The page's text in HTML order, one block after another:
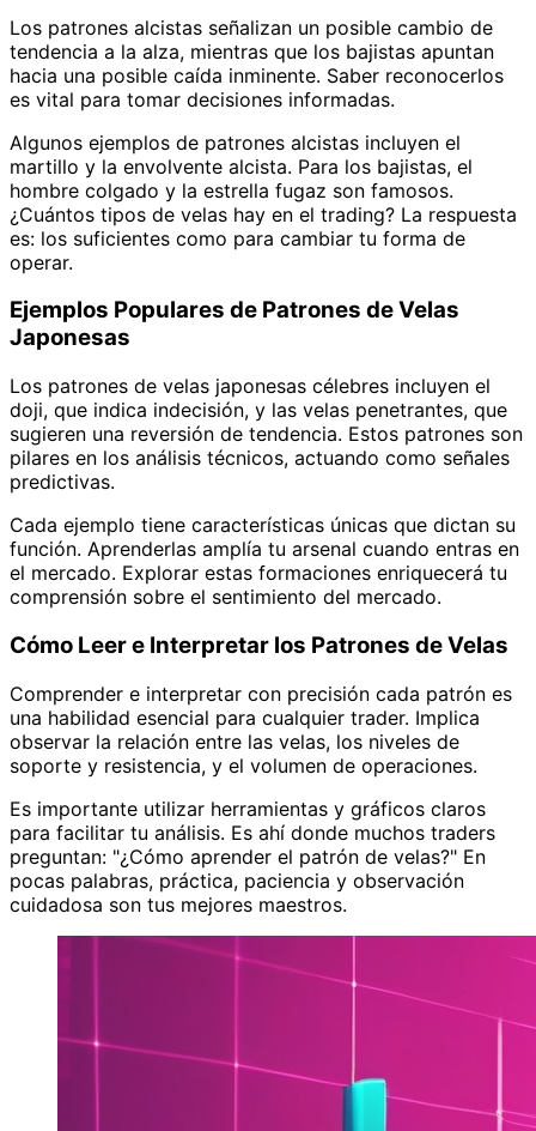
Los patrones alcistas señalizan un posible cambio de
tendencia a la alza, mientras que los bajistas apuntan
hacia una posible caída inminente. Saber reconocerlos
es vital para tomar decisiones informadas.
Algunos ejemplos de patrones alcistas incluyen el
martillo y la envolvente alcista. Para los bajistas, el
hombre colgado y la estrella fugaz son famosos.
¿Cuántos tipos de velas hay en el trading? La respuesta
es: los suficientes como para cambiar tu forma de
operar.
Ejemplos Populares de Patrones de Velas
Japonesas
Los patrones de velas japonesas célebres incluyen el
doji, que indica indecisión, y las velas penetrantes, que
sugieren una reversión de tendencia. Estos patrones son
pilares en los análisis técnicos, actuando como señales
predictivas.
Cada ejemplo tiene características únicas que dictan su
función. Aprenderlas amplía tu arsenal cuando entras en
el mercado. Explorar estas formaciones enriquecerá tu
comprensión sobre el sentimiento del mercado.
Cómo Leer e Interpretar los Patrones de Velas
Comprender e interpretar con precisión cada patrón es
una habilidad esencial para cualquier trader. Implica
observar la relación entre las velas, los niveles de
soporte y resistencia, y el volumen de operaciones.
Es importante utilizar herramientas y gráficos claros
para facilitar tu análisis. Es ahí donde muchos traders
preguntan: "¿Cómo aprender el patrón de velas?" En
pocas palabras, práctica, paciencia y observación
cuidadosa son tus mejores maestros.